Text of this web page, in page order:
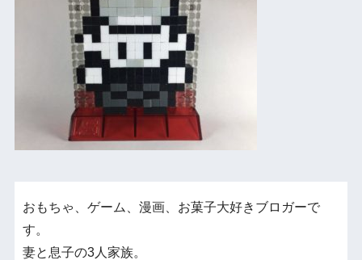
おもちゃ、ゲーム、漫画、お菓子大好きブロガーで
す。
妻と息子の3人家族。